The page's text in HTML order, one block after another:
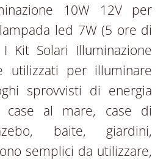
10W 12V per
led 7W (5 ore di
Kit Solari Illuminazione
utilizzati per illuminare
sprovvisti di energia
case al mare, case di
baite, giardini,
semplici da utilizzare,